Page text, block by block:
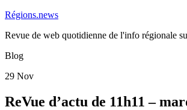
Régions.news
Revue de web quotidienne de l'info régionale
Blog
29 Nov
ReVue d’actu de 11h11 –